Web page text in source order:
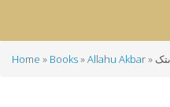
Home Books Allahu Akbar